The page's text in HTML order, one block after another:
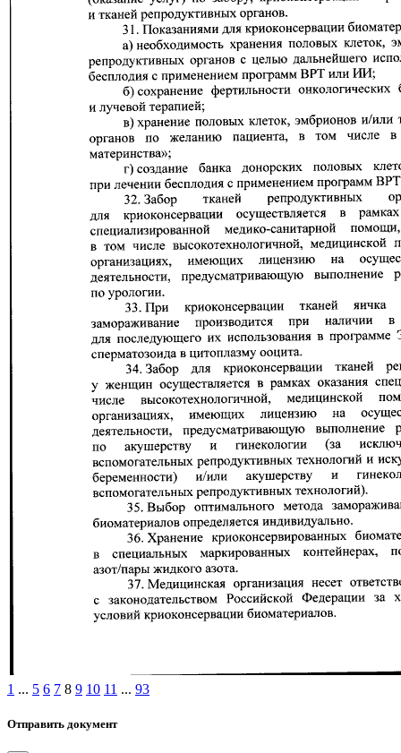
1 ... 5 6 7 8 9 10 11 ... 93
Отправить документ